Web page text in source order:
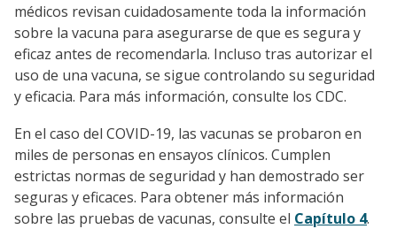
médicos revisan cuidadosamente toda la información
sobre la vacuna para asegurarse de que es segura y
eficaz antes de recomendarla. Incluso tras autorizar el
uso de una vacuna, se sigue controlando su seguridad
y eficacia. Para más información, consulte los CDC.
En el caso del COVID-19, las vacunas se probaron en
miles de personas en ensayos clínicos. Cumplen
estrictas normas de seguridad y han demostrado ser
seguras y eficaces. Para obtener más información
sobre las pruebas de vacunas, consulte el Capítulo 4.